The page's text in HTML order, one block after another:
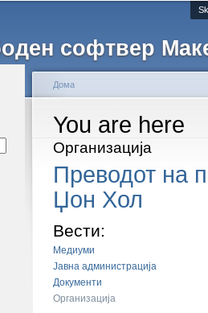
софтвер
You are here
Дома
Организација
Преводот на
Џон Хол
Вести:
Медиуми
Јавна администрација
Документи
Организација